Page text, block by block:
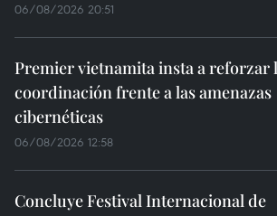
06/08/2026 20:51
Premier vietnamita insta a reforzar
coordinación frente a las amenazas
cibernéticas
06/08/2026 12:58
Concluye Festival Internacional de